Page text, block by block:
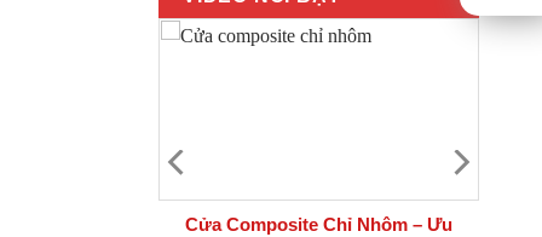
Cửa Composite Chỉ Nhôm – Ưu